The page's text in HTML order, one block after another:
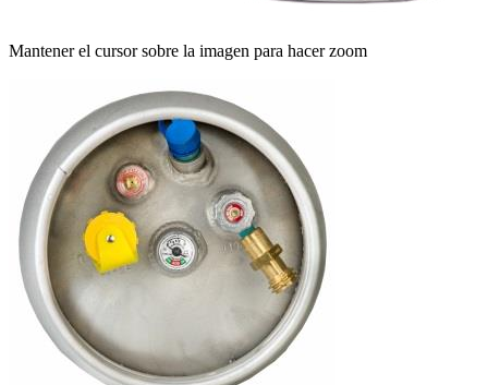
Mantener el cursor sobre la imagen para hacer zoom